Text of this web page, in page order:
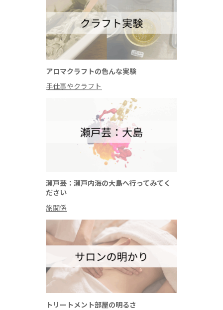
アロマクラフトの色んな実験
手仕事やクラフト
瀬戸芸：瀬戸内海の大島へ行ってみてく
ださい
旅関係
トリートメント部屋の明るさ